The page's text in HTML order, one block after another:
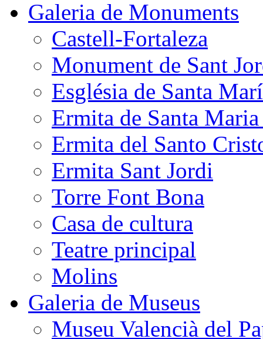
Galeria de Monuments
Castell-Fortaleza
Monument de Sant
Església de Santa
Ermita de Santa
Ermita del Santo
Ermita Sant Jordi
Torre Font Bona
Casa de cultura
Teatre principal
Molins
Galeria de Museus
Museu Valencià del